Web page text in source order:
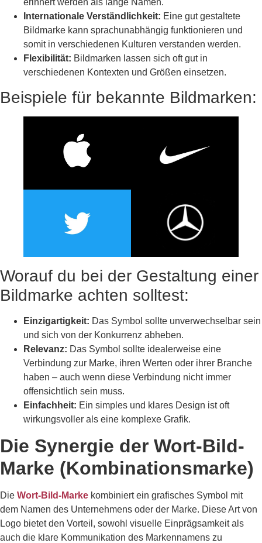
Internationale Verständlichkeit: Eine gut gestaltete
Bildmarke kann sprachunabhängig funktionieren und
somit in verschiedenen Kulturen verstanden werden.
Flexibilität: Bildmarken lassen sich oft gut in
verschiedenen Kontexten und Größen einsetzen.
Beispiele für bekannte Bildmarken:
Worauf du bei der Gestaltung einer
Bildmarke achten solltest:
Einzigartigkeit: Das Symbol sollte unverwechselbar sein
und sich von der Konkurrenz abheben.
Relevanz: Das Symbol sollte idealerweise eine
Verbindung zur Marke, ihren Werten oder ihrer Branche
haben – auch wenn diese Verbindung nicht immer
offensichtlich sein muss.
Einfachheit: Ein simples und klares Design ist oft
wirkungsvoller als eine komplexe Grafik.
Die Synergie der Wort-Bild-
Marke (Kombinationsmarke)
Die Wort-Bild-Marke kombiniert ein grafisches Symbol mit
dem Namen des Unternehmens oder der Marke. Diese Art von
Logo bietet den Vorteil, sowohl visuelle Einprägsamkeit als
auch die klare Kommunikation des Markennamens zu